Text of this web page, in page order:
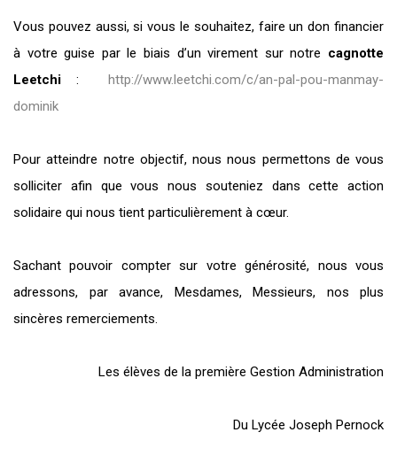
Vous pouvez aussi, si vous le souhaitez, faire un don financier
à votre guise par le biais d’un virement sur notre cagnotte
Leetchi : http://www.leetchi.com/c/an-pal-pou-manmay-
dominik
Pour atteindre notre objectif, nous nous permettons de vous
solliciter afin que vous nous souteniez dans cette action
solidaire qui nous tient particulièrement à cœur.
Sachant pouvoir compter sur votre générosité, nous vous
adressons, par avance, Mesdames, Messieurs, nos plus
sincères remerciements.
Les élèves de la première Gestion Administration
Du Lycée Joseph Pernock